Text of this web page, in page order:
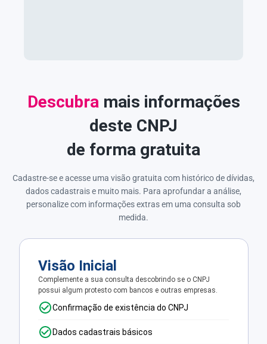
Descubra mais informações
deste CNPJ
de forma gratuita
Cadastre-se e acesse uma visão gratuita com histórico de dívidas,
dados cadastrais e muito mais. Para aprofundar a análise,
personalize com informações extras em uma consulta sob
medida.
Visão Inicial
Complemente a sua consulta descobrindo se o CNPJ
possui algum protesto com bancos e outras empresas.
Confirmação de existência do CNPJ
Dados cadastrais básicos